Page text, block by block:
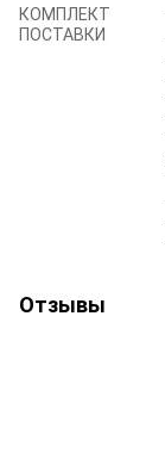
КОМПЛЕКТ
ПОСТАВКИ
Отзывы